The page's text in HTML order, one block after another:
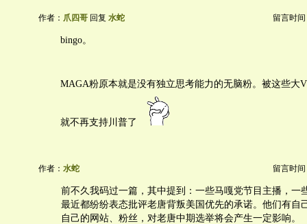
作者： 爪四哥 回复 水蛇 留言时间
bingo。
MAGA粉原本就是没有独立思考能力的无脑粉。被这些大
就不再支持川普了
作者： 水蛇 留言时间
前不久我码过一篇，其中提到：一些马嘎党节目主播，一
最近都纷纷表态批评老唐背叛美国优先的承诺。他们有自
自己的网站、粉丝，对老唐中期选举将会产生一定影响。